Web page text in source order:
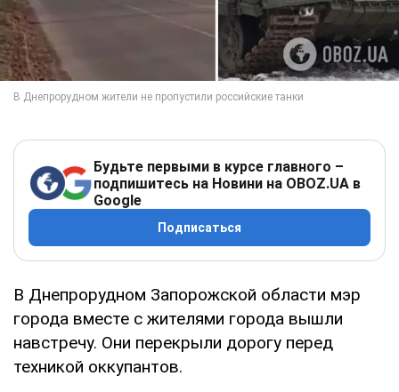
Будьте первыми в курсе главного –
подпишитесь на Новини на OBOZ.UA в
Google
Подписаться
В Днепрорудном Запорожской области мэр
города вместе с жителями города вышли
навстречу. Они перекрыли дорогу перед
техникой оккупантов.